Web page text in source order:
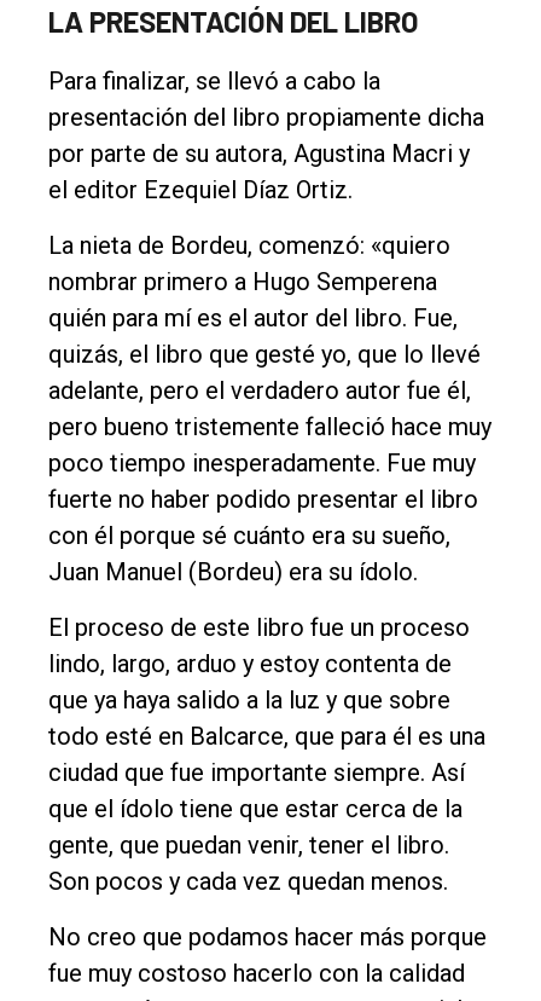
LA PRESENTACIÓN DEL LIBRO
Para finalizar, se llevó a cabo la
presentación del libro propiamente dicha
por parte de su autora, Agustina Macri y
el editor Ezequiel Díaz Ortiz.
La nieta de Bordeu, comenzó: «quiero
nombrar primero a Hugo Semperena
quién para mí es el autor del libro. Fue,
quizás, el libro que gesté yo, que lo llevé
adelante, pero el verdadero autor fue él,
pero bueno tristemente falleció hace muy
poco tiempo inesperadamente. Fue muy
fuerte no haber podido presentar el libro
con él porque sé cuánto era su sueño,
Juan Manuel (Bordeu) era su ídolo.
El proceso de este libro fue un proceso
lindo, largo, arduo y estoy contenta de
que ya haya salido a la luz y que sobre
todo esté en Balcarce, que para él es una
ciudad que fue importante siempre. Así
que el ídolo tiene que estar cerca de la
gente, que puedan venir, tener el libro.
Son pocos y cada vez quedan menos.
No creo que podamos hacer más porque
fue muy costoso hacerlo con la calidad